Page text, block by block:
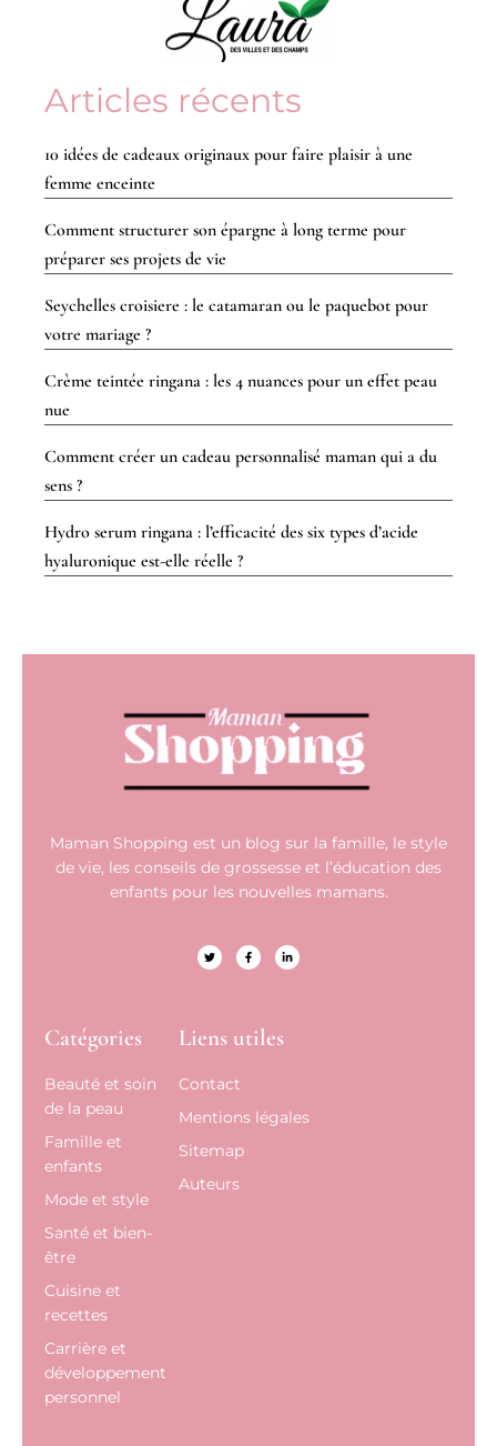
Articles récents
10 idées de cadeaux originaux pour faire plaisir à une
femme enceinte
Comment structurer son épargne à long terme pour
préparer ses projets de vie
Seychelles croisiere : le catamaran ou le paquebot pour
votre mariage ?
Crème teintée ringana : les 4 nuances pour un effet peau
nue
Comment créer un cadeau personnalisé maman qui a du
sens ?
Hydro serum ringana : l’efficacité des six types d’acide
hyaluronique est-elle réelle ?
Maman Shopping est un blog sur la famille, le style
de vie, les conseils de grossesse et l’éducation des
enfants pour les nouvelles mamans.
Catégories
Beauté et soin
de la peau
Famille et
enfants
Mode et style
Santé et bien-
être
Cuisine et
recettes
Carrière et
développement
personnel
Liens utiles
Contact
Mentions légales
Sitemap
Auteurs